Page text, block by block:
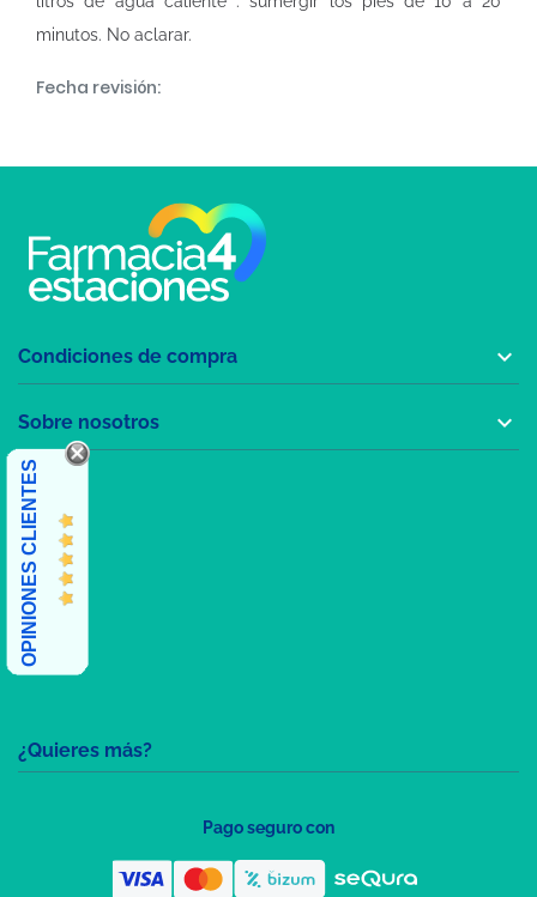
minutos. No aclarar.
Fecha revisión:
¿Quieres más?
Condiciones de compra 
Sobre nosotros 
OPINIONES CLIENTES
Pago seguro con